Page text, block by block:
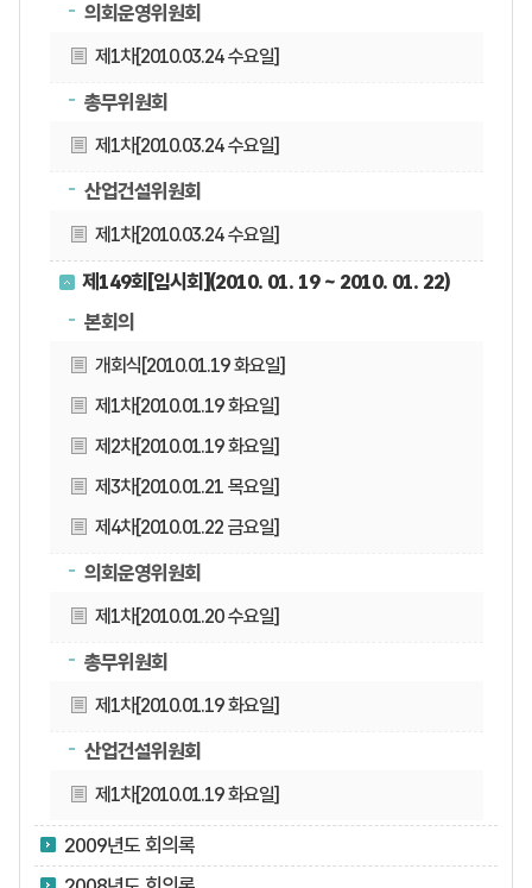
의회운영위원회
제1차[2010.03.24 수요일]
총무위원회
제1차[2010.03.24 수요일]
산업건설위원회
제1차[2010.03.24 수요일]
제149회[임시회](2010. 01. 19 ~ 2010. 01. 22)
본회의
개회식[2010.01.19 화요일]
제1차[2010.01.19 화요일]
제2차[2010.01.19 화요일]
제3차[2010.01.21 목요일]
제4차[2010.01.22 금요일]
의회운영위원회
제1차[2010.01.20 수요일]
총무위원회
제1차[2010.01.19 화요일]
산업건설위원회
제1차[2010.01.19 화요일]
2009년도 회의록